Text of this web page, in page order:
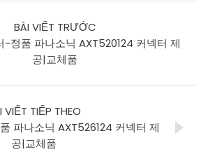
BÀI VIẾT TRƯỚC
-정품 파나소닉 AXT520124 커넥터 제
공|교체품
VIẾT TIẾP THEO
파나소닉 AXT526124 커넥터 제
공|교체품